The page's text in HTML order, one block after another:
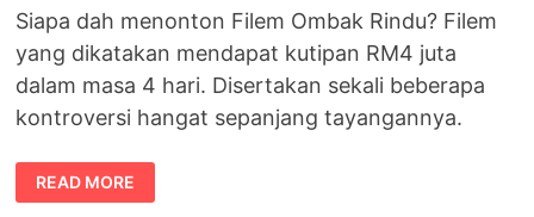
Siapa dah menonton Filem Ombak Rindu? Filem
yang dikatakan mendapat kutipan RM4 juta
dalam masa 4 hari. Disertakan sekali beberapa
kontroversi hangat sepanjang tayangannya.
TERMIMPI
MAYA
KARIN
READ MORE